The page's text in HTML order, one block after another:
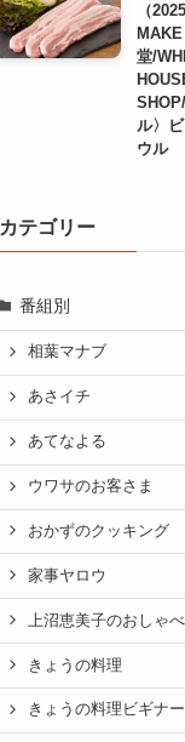
（
堂/
ル〉
ウル
カテゴリー
番組別
相葉マナブ
あさイチ
あてなよる
ウワサのお客さま
おかずのクッキング
家事ヤロウ
上沼恵美子のおしゃ
きょうの料理
きょうの料理ビギナ